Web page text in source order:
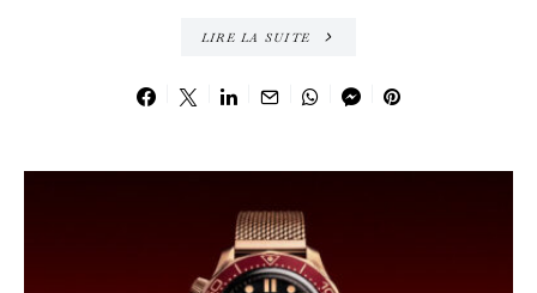
LIRE LA SUITE